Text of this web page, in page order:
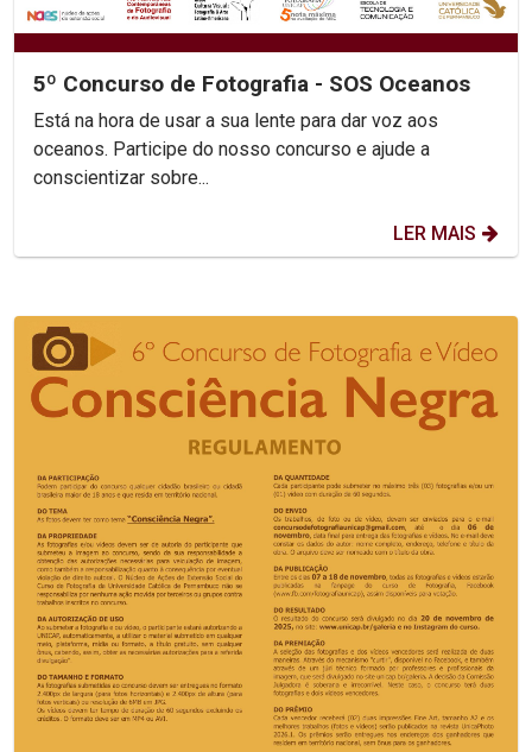
5º Concurso de Fotografia - SOS Oceanos
Está na hora de usar a sua lente para dar voz aos
oceanos. Participe do nosso concurso e ajude a
conscientizar sobre...
LER MAIS